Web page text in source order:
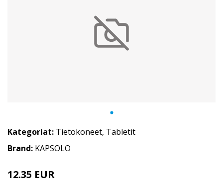
Kategoriat: Tietokoneet, Tabletit
Brand: KAPSOLO
12.35 EUR